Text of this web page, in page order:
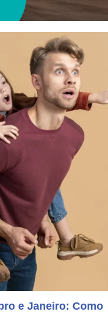
e Janeiro: Como